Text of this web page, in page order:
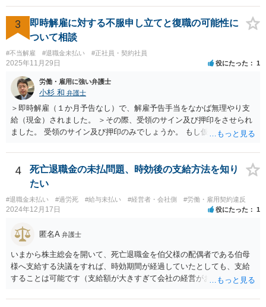
があります。 そのため、退職の意思を既に会社に表明しているのであ
れば、未払賃金の支払を求める労働審判や労働訴訟などの方法に切り
替えることを検討された方が適切なように思います（とろうとされて
いる主題と会社の実態とがマッチしていないように思われます）。 一
度、雇用契約書や就業規則などを持参の上、弁護士に直接相談されて
みてはいかがでしょうか。
ません。 「北海道 個人加盟 労働組合」と検索すると相談窓口が出
てきますので一度相談してみてはどうでしょうか。
3
即時解雇に対する不服申し立てと復職の可能性に
ついて相談
#不当解雇 #退職金未払い #正社員・契約社員
2025年11月29日 役にたった 1
労働・雇用に強い弁護士
小杉 和 弁護士
＞即時解雇（１か月予告なし）で、解雇予告手当をなかば無理やり支
給（現金）されました。 ＞その際、受領のサイン及び押印をさせられ
ました。 受領のサイン及び押印のみでしょうか。 もし仮に自らの意思
は相当苦しいスタートになり、最悪解雇を争えなくなります。 もしそ
うでなければ争う余地はあるでしょう。ただ解雇予告手当を受け取っ
てしまっている事実もあり、その点不利であることは確かです。 その
一方で、一般論ですが、解雇は会社にとってハードルが高く、また懲
戒処分としての解雇はさらにハードルが高まります。 例えば、今回の
懲戒解雇の言渡しの前に人事部あるいは幹部との面談等ありましたで
しょうか。それとも何もなしにいきなりの解雇通告でしたか。後者の
場合、争える余地が増えるといえるでしょう。 ただ、復職は色々な意
味で難しいと思われますので、復職を主張しつつ、最終的に解決金と
して退職金以上の金額を受け取ることで退職するというのが現実的に
目指すべき方向性になるかと思います。
4
死亡退職金の未払問題、時効後の支給方法を知り
たい
#退職金未払い #過労死 #給与未払い #経営者・会社側 #労働・雇用契約違反
2024年12月17日 役にたった 1
匿名A 弁護士
いまから株主総会を開いて、死亡退職金を伯父様の配偶者である伯母
様へ支給する決議をすれば、時効期間が経過していたとしても、支給
することは可能です（支給額が大きすぎて会社の経営がおかしくなっ
すし（支払う必要のないお金を支払うわけですから）、受け取った伯